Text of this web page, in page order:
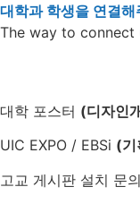
대학과 학생을 연결
The way to connect
대학 포스터 (디자인
UIC EXPO / EBSi (기
고교 게시판 설치 문의